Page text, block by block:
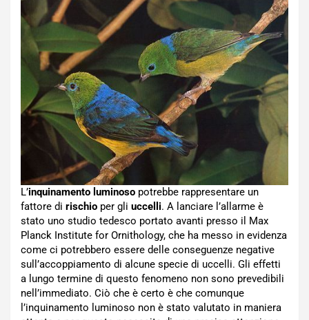
L’inquinamento luminoso potrebbe rappresentare un
fattore di rischio per gli uccelli. A lanciare l’allarme è
stato uno studio tedesco portato avanti presso il Max
Planck Institute for Ornithology, che ha messo in evidenza
come ci potrebbero essere delle conseguenze negative
sull’accoppiamento di alcune specie di uccelli. Gli effetti
a lungo termine di questo fenomeno non sono prevedibili
nell’immediato. Ciò che è certo è che comunque
l’inquinamento luminoso non è stato valutato in maniera